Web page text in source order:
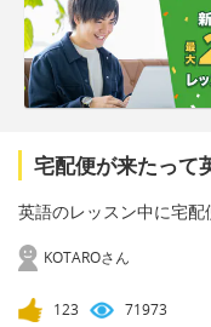
宅配便が来たって
英語のレッスン中に宅配
KOTAROさん
123 71973